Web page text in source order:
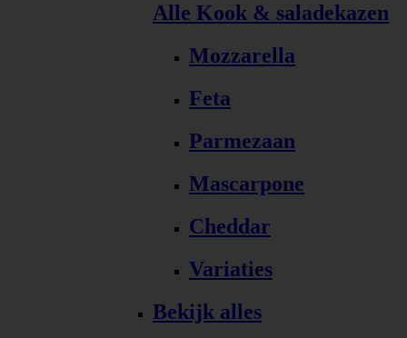
Alle Kook & saladekazen
Mozzarella
Feta
Parmezaan
Mascarpone
Cheddar
Variaties
Bekijk alles